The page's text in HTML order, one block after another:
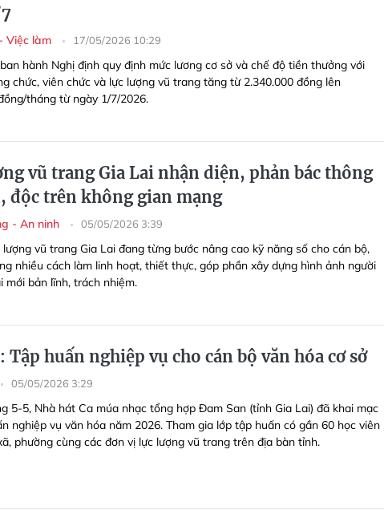
Việc làm 17/05/2026 10:29
hành Nghị định quy định mức lương cơ sở và chế độ tiền thưởng với
chức, viên chức và lực lượng vũ trang tăng từ 2.340.000 đồng lên
tháng từ ngày 1/7/2026.
vũ trang Gia Lai nhận diện, phản bác thông
độc trên không gian mạng
- An ninh 05/05/2026 3:39
lượng vũ trang Gia Lai đang từng bước nâng cao kỹ năng số cho cán bộ,
nhiều cách làm linh hoạt, thiết thực, góp phần xây dựng hình ảnh người
mới bản lĩnh, trách nhiệm.
Tập huấn nghiệp vụ cho cán bộ văn hóa cơ sở
05/05/2026 3:29
5-5, Nhà hát Ca múa nhạc tổng hợp Đam San (tỉnh Gia Lai) đã khai mạc
nghiệp vụ văn hóa năm 2026. Tham gia lớp tập huấn có gần 60 học viên
phường cùng các đơn vị lực lượng vũ trang trên địa bàn tỉnh.